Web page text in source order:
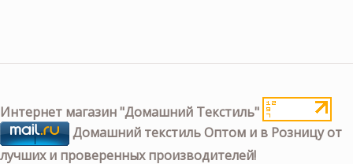
Интернет магазин "Домашний Текстиль"
Домашний текстиль Оптом и в Розницу от
лучших и проверенных производителей!